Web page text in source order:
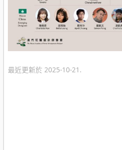
最近更新於 2025-10-21.